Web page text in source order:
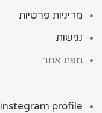
מדיניות פרטיות
נגישות
מפת אתר
instegram profile